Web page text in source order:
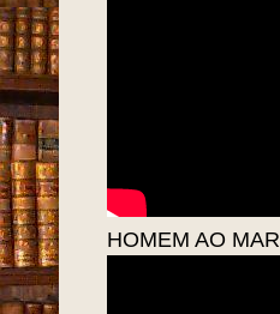
HOMEM AO MAR